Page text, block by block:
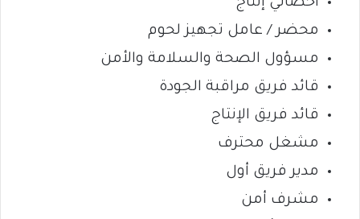
محضر / عامل تجهيز لحوم
مسؤول الصحة والسلامة والأمن
قائد فريق مراقبة الجودة
قائد فريق الإنتاج
مشغل محترف
مدير فريق أول
مشرف أمن